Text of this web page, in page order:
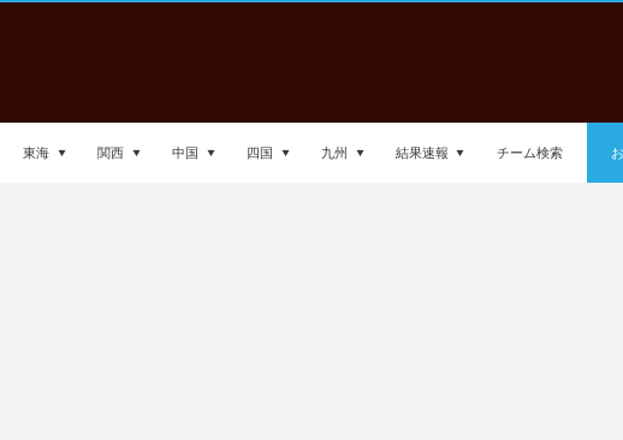
東海 関西 中国 四国 九州 結果速報 チーム検索